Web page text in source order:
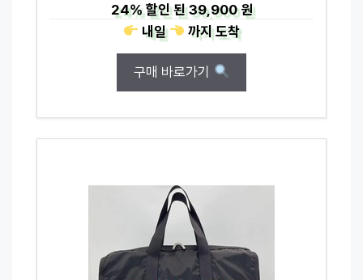
24%할인 된39,900 원
내일
까지도착
구매 바로가기